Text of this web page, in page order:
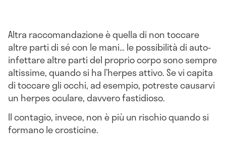
Altra raccomandazione è quella di non toccare
altre parti di sé con le mani… le possibilità di auto-
infettare altre parti del proprio corpo sono sempre
altissime, quando si ha l’herpes attivo. Se vi capita
di toccare gli occhi, ad esempio, potreste causarvi
un herpes oculare, davvero fastidioso.
Il contagio, invece, non è più un rischio quando si
formano le crosticine.